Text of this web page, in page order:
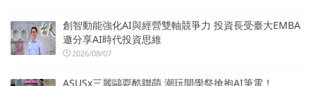
創智動能強化AI與經營雙軸競爭力 投資長受臺大EMBA
邀分享AI時代投資思維
2026/08/07
ASUSx三麗鷗耍酷聯萌 潮玩開學祭搶抱AI筆電！